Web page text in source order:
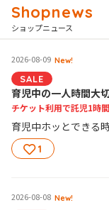
ショップニュース
2026-08-09 New!
SALE
育児中の一人時間大
チケット利用で託児1時
1
2026-08-08 New!